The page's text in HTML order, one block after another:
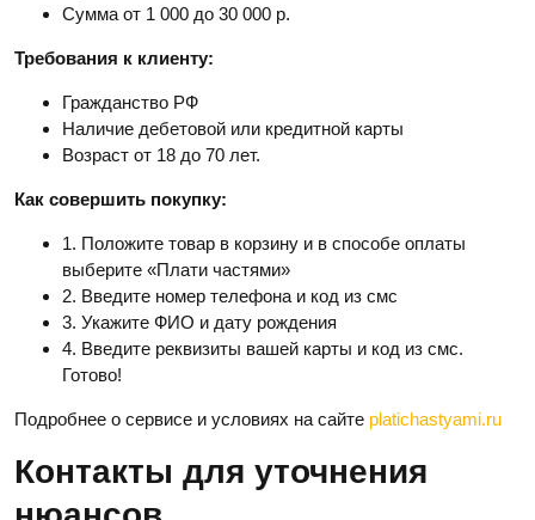
Сумма от 1 000 до 30 000 р.
Требования к клиенту:
Гражданство РФ
Наличие дебетовой или кредитной карты
Возраст от 18 до 70 лет.
Как совершить покупку:
1. Положите товар в корзину и в способе оплаты
выберите «Плати частями»
2. Введите номер телефона и код из смс
3. Укажите ФИО и дату рождения
4. Введите реквизиты вашей карты и код из смс.
Готово!
Подробнее о сервисе и условиях на сайте platichastyami.ru
Контакты для уточнения